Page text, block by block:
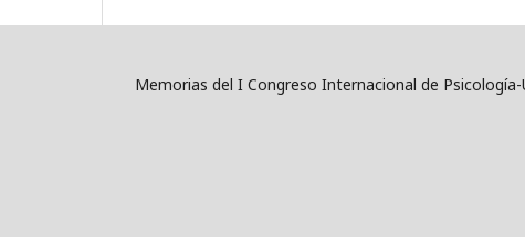
Memorias del I Congreso Internacional de